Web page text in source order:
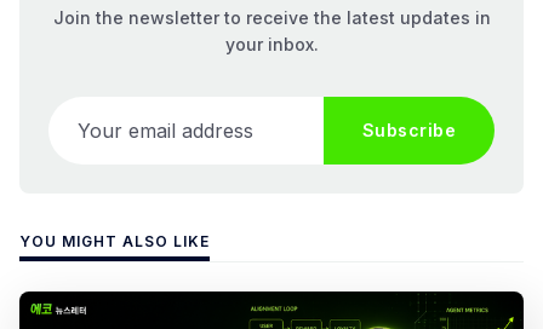
Join the newsletter to receive the latest updates in
your inbox.
Subscribe
YOU MIGHT ALSO LIKE